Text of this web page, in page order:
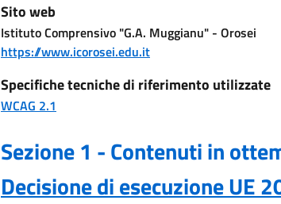
Sito web
Istituto Comprensivo "G.A. Muggianu" - Orosei
https://www.icorosei.edu.it
Specifiche tecniche di riferimento utilizzate
WCAG 2.1
Sezione 1 - Contenuti in
Decisione di esecuzione UE